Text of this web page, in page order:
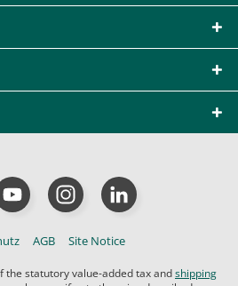
AGB Site Notice
statutory value-added tax andshipping